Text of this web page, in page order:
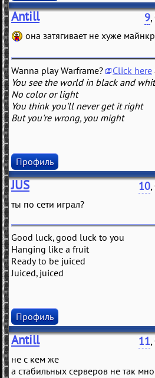
Antill 9
она затягивает не хуже
Wanna play Warframe? Click here
You see the world in black and
No color or light
You think you'll never get it right
But you're wrong, you might
Профиль
JUS 10
ты по сети играл?
Good luck, good luck to you
Hanging like a fruit
Ready to be juiced
Juiced, juiced
Профиль
Antill 11
не с кем же
а стабильных серверов не так